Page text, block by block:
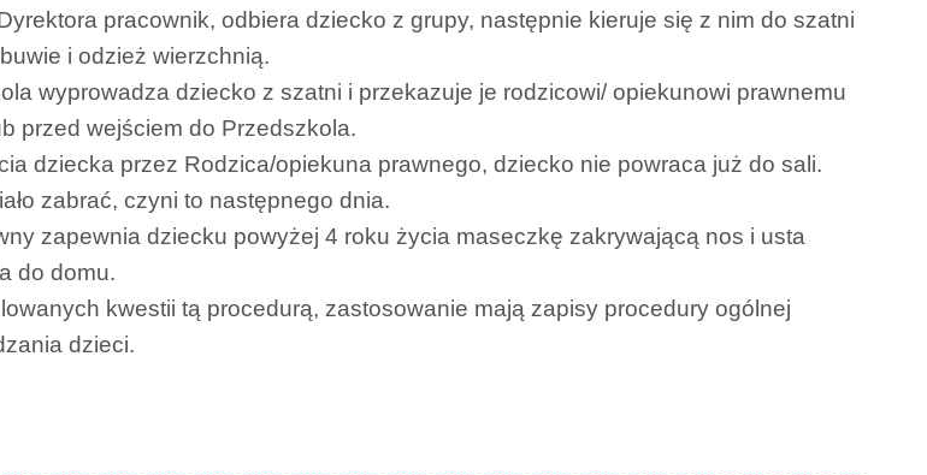
pracownik, odbiera dziecko z grupy, następnie kieruje się z nim do szatni
i odzież wierzchnią.
wyprowadza dziecko z szatni i przekazuje je rodzicowi/ opiekunowi prawnemu
przed wejściem do Przedszkola.
dziecka przez Rodzica/opiekuna prawnego, dziecko nie powraca już do sali.
zabrać, czyni to następnego dnia.
zapewnia dziecku powyżej 4 roku życia maseczkę zakrywającą nos i usta
do domu.
kwestii tą procedurą, zastosowanie mają zapisy procedury ogólnej
dzieci.